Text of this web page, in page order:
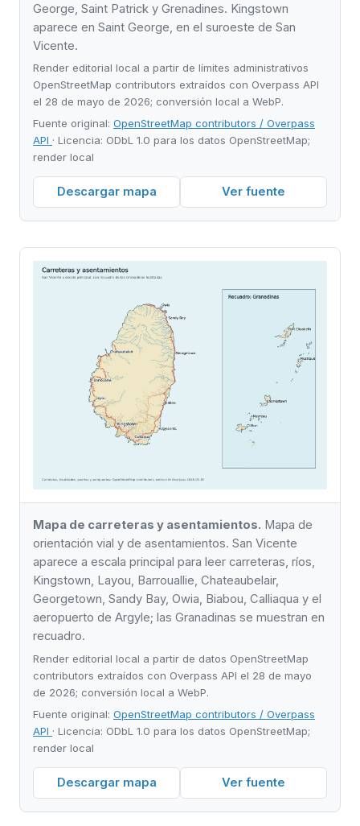
George, Saint Patrick y Grenadines. Kingstown
aparece en Saint George, en el suroeste de San
Vicente.
Render editorial local a partir de límites administrativos
OpenStreetMap contributors extraídos con Overpass API
el 28 de mayo de 2026; conversión local a WebP.
Fuente original: OpenStreetMap contributors / Overpass
API · Licencia: ODbL 1.0 para los datos OpenStreetMap;
render local
Descargar mapa Ver fuente
Mapa de carreteras y asentamientos. Mapa de
orientación vial y de asentamientos. San Vicente
aparece a escala principal para leer carreteras, ríos,
Kingstown, Layou, Barrouallie, Chateaubelair,
Georgetown, Sandy Bay, Owia, Biabou, Calliaqua y el
aeropuerto de Argyle; las Granadinas se muestran en
recuadro.
Render editorial local a partir de datos OpenStreetMap
contributors extraídos con Overpass API el 28 de mayo
de 2026; conversión local a WebP.
Fuente original: OpenStreetMap contributors / Overpass
API · Licencia: ODbL 1.0 para los datos OpenStreetMap;
render local
Descargar mapa Ver fuente